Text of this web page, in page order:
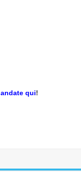
andate qui!